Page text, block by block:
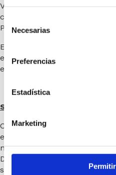
Selección
consentimiento
Necesarias
Preferencias
Estadística
Marketing
Vilaplana; y otra al Sáhara el
cruzar las dunas del
Pérez.
Estas experiencias cuentan
empresas como Iberia,
el Progreso de la Dirección
Sobre Consultia Business
Consultia Business Travel®
especialista en la gestión
negocios (Travel
Destinux®, su solución global
software en la nube con un